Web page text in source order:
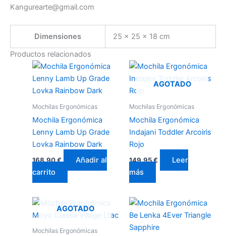
Kangurearte@gmail.com
Dimensiones
25 × 25 × 18 cm
Productos relacionados
Mochilas Ergonómicas
Mochila Ergonómica
Lenny Lamb Up Grade
Lovka Rainbow Dark
168,90€
Añadir al
carrito
AGOTADO
Mochilas Ergonómicas
Mochila Ergonómica
Indajani Toddler Arcoiris
Rojo
149,95€
Leer
más
AGOTADO
Mochilas Ergonómicas